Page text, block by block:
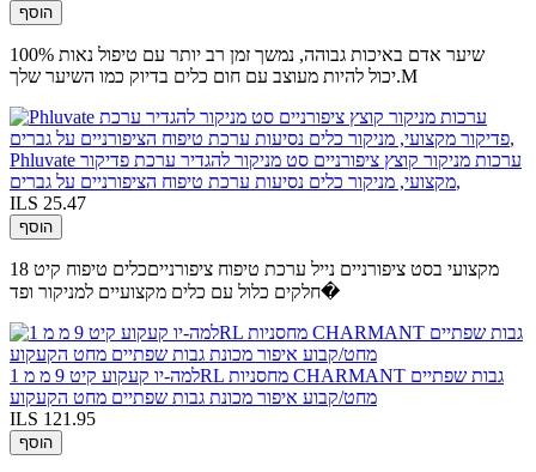
הוסף
100% שיער אדם באיכות גבוהה, נמשך זמן רב יותר עם טיפול נאות
יכול להיות מעוצב עם חום כלים בדיוק כמו השיער שלך.M
Phluvate ערכות מניקור קוצץ ציפורניים סט מניקור להגדיר ערכת פדיקור
מקצועי, מניקור כלים נסיעות ערכת טיפוח הציפורניים על גברים,
ILS 25.47
הוסף
מקצועי בסט ציפורניים נייל ערכת טיפוח ציפורנייםכלים טיפוח קיט 18
חלקים כלול עם כלים מקצועיים למניקור ופד�
למה-יו קעקוע קיט 9 מ מ 1RL מחסניות CHARMANT גבות שפתיים
מחט/קבוע איפור מכונת גבות שפתיים מחט הקעקוע
ILS 121.95
הוסף